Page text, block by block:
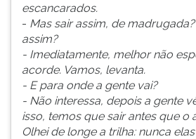
escancarados.
- Mas sair assim, de
assim?
- Imediatamente, melhor não
acorde. Vamos, levanta.
- E para onde a gente vai?
- Não interessa, depois a gente
isso, temos que sair antes que o
Olhei de longe a trilha: nunca